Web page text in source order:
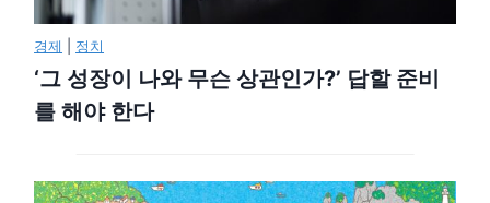
경제 정치
‘그 성장이 나와 무슨 상관인가?’ 답할 준비
를 해야 한다